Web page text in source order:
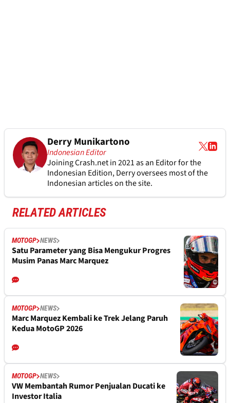
Derry Munikartono
Indonesian Editor
Joining Crash.net in 2021 as an Editor for the
Indonesian Edition, Derry oversees most of the
Indonesian articles on the site.
RELATED ARTICLES
MOTOGP NEWS
Satu Parameter yang Bisa Mengukur Progres
Musim Panas Marc Marquez
MOTOGP NEWS
Marc Marquez Kembali ke Trek Jelang Paruh
Kedua MotoGP 2026
MOTOGP NEWS
VW Membantah Rumor Penjualan Ducati ke
Investor Italia